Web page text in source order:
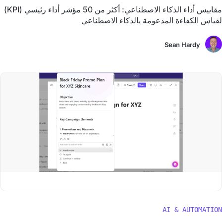
مقاييس أداء الذكاء الاصطناعي: أكثر من 50 مؤشر أداء رئيسي (KPI)
لقياس الكفاءة المدعومة بالذكاء الاصطناعي
Sean Hardy
AI & AUTOMATION